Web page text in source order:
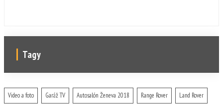
Tagy
Video a foto Garáž TV Autosalón Ženeva 2018 Range Rover Land Rover